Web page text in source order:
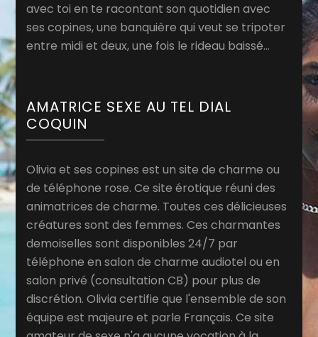
avec toi en te racontant son quotidien avec
ses copines, une banquière qui veut se tripoter
entre midi et deux, une fois le rideau baissé…
AMATRICE SEXE AU TEL DIAL
COQUIN
Olivia et ses copines est un site de charme ou
de téléphone rose. Ce site érotique réuni des
animatrices de charme. Toutes ces délicieuses
créatures sont des femmes. Ces charmantes
demoiselles sont disponibles 24/7 par
téléphone en salon de charme audiotel ou en
salon privé (consultation CB) pour plus de
discrétion. Olivia certifie que l'ensemble de son
équipe est majeure et parle Français. Ce site